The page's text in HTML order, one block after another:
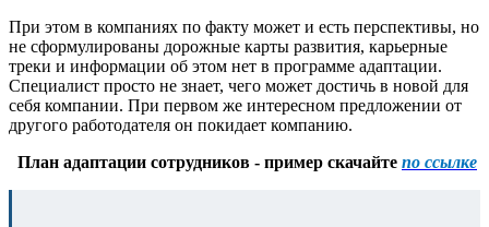
При этом в компаниях по факту может и есть перспективы, но
не сформулированы дорожные карты развития, карьерные
треки и информации об этом нет в программе адаптации.
Специалист просто не знает, чего может достичь в новой для
себя компании. При первом же интересном предложении от
другого работодателя он покидает компанию.
План адаптации сотрудников - пример скачайте по ссылке